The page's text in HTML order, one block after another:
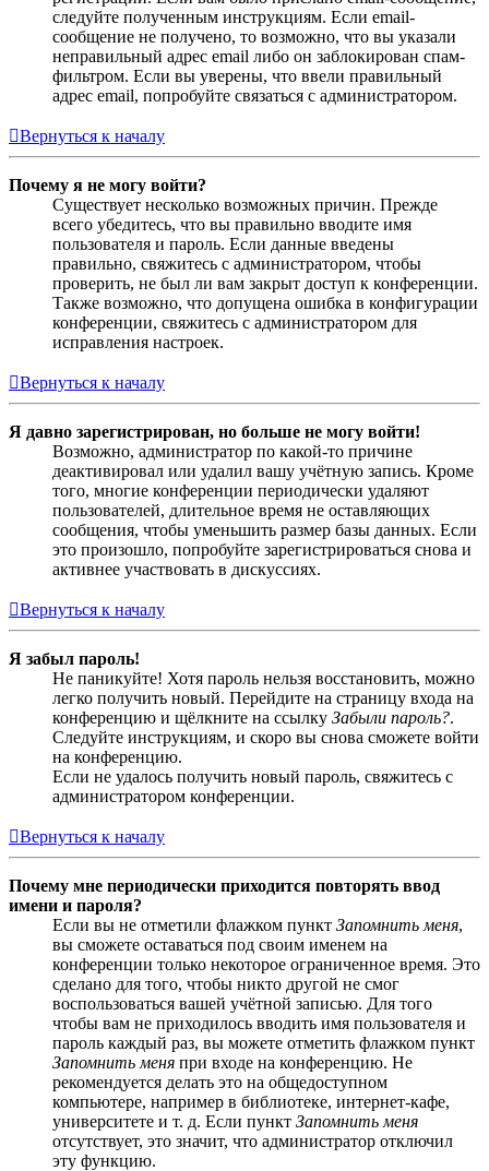
следуйте полученным инструкциям. Если email-
сообщение не получено, то возможно, что вы указали
неправильный адрес email либо он заблокирован спам-
фильтром. Если вы уверены, что ввели правильный
адрес email, попробуйте связаться с администратором.
Вернуться к началу
Почему я не могу войти?
Существует несколько возможных причин. Прежде
всего убедитесь, что вы правильно вводите имя
пользователя и пароль. Если данные введены
правильно, свяжитесь с администратором, чтобы
проверить, не был ли вам закрыт доступ к конференции.
Также возможно, что допущена ошибка в конфигурации
конференции, свяжитесь с администратором для
исправления настроек.
Вернуться к началу
Я давно зарегистрирован, но больше не могу войти!
Возможно, администратор по какой-то причине
деактивировал или удалил вашу учётную запись. Кроме
того, многие конференции периодически удаляют
пользователей, длительное время не оставляющих
сообщения, чтобы уменьшить размер базы данных. Если
это произошло, попробуйте зарегистрироваться снова и
активнее участвовать в дискуссиях.
Вернуться к началу
Я забыл пароль!
Не паникуйте! Хотя пароль нельзя восстановить, можно
легко получить новый. Перейдите на страницу входа на
конференцию и щёлкните на ссылку Забыли пароль?.
Следуйте инструкциям, и скоро вы снова сможете войти
на конференцию.
Если не удалось получить новый пароль, свяжитесь с
администратором конференции.
Вернуться к началу
Почему мне периодически приходится повторять ввод
имени и пароля?
Если вы не отметили флажком пункт Запомнить меня,
вы сможете оставаться под своим именем на
конференции только некоторое ограниченное время. Это
сделано для того, чтобы никто другой не смог
воспользоваться вашей учётной записью. Для того
чтобы вам не приходилось вводить имя пользователя и
пароль каждый раз, вы можете отметить флажком пункт
Запомнить меня при входе на конференцию. Не
рекомендуется делать это на общедоступном
компьютере, например в библиотеке, интернет-кафе,
университете и т. д. Если пункт Запомнить меня
отсутствует, это значит, что администратор отключил
эту функцию.